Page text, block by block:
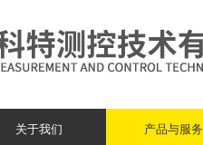
关于我们 产品与服务